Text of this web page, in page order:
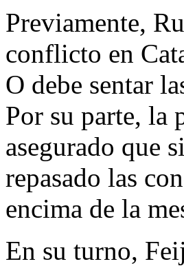
Previamente,
conflicto en
O debe sentar
Por su parte, la
asegurado que
repasado las
encima de la
En su turno,